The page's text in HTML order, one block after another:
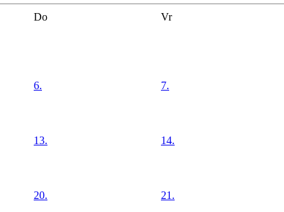
Do Vr
6. 7.
13. 14.
20. 21.